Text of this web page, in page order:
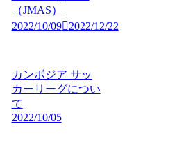
（JMAS）
2022/10/09
2022/12/22
カンボジア サッ
カーリーグについ
て
2022/10/05